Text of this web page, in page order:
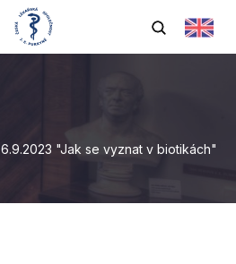
6.9.2023 "Jak se vyznat v biotikách"